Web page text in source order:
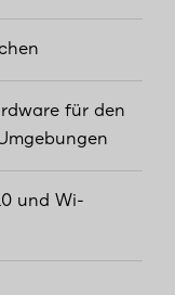
für den
und Wi-